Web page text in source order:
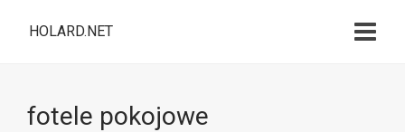
HOLARD.NET
fotele pokojowe